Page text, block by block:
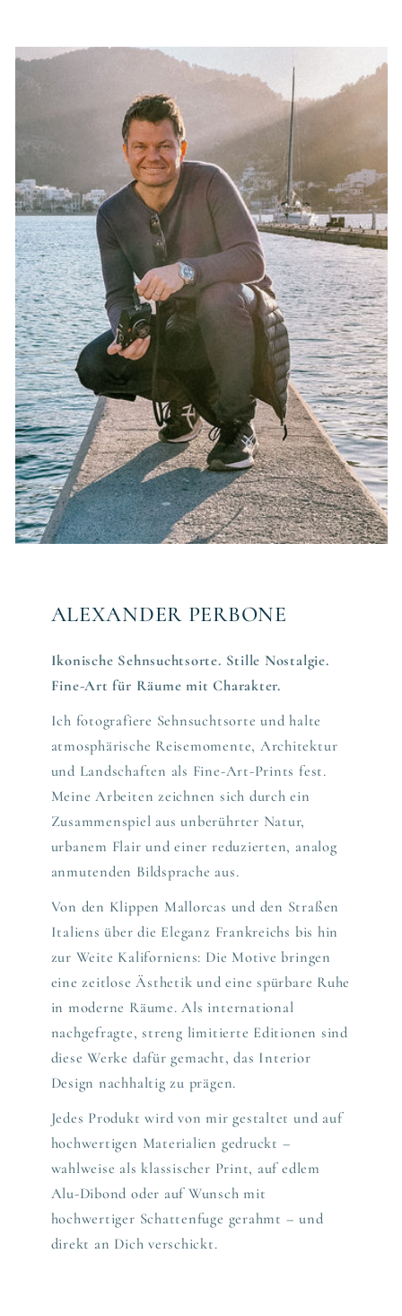
ALEXANDER PERBONE
Ikonische Sehnsuchtsorte. Stille Nostalgie.
Fine-Art für Räume mit Charakter.
Ich fotografiere Sehnsuchtsorte und halte
atmosphärische Reisemomente, Architektur
und Landschaften als Fine-Art-Prints fest.
Meine Arbeiten zeichnen sich durch ein
Zusammenspiel aus unberührter Natur,
urbanem Flair und einer reduzierten, analog
anmutenden Bildsprache aus.
Von den Klippen Mallorcas und den Straßen
Italiens über die Eleganz Frankreichs bis hin
zur Weite Kaliforniens: Die Motive bringen
eine zeitlose Ästhetik und eine spürbare Ruhe
in moderne Räume. Als international
nachgefragte, streng limitierte Editionen sind
diese Werke dafür gemacht, das Interior
Design nachhaltig zu prägen.
Jedes Produkt wird von mir gestaltet und auf
hochwertigen Materialien gedruckt –
wahlweise als klassischer Print, auf edlem
Alu-Dibond oder auf Wunsch mit
hochwertiger Schattenfuge gerahmt – und
direkt an Dich verschickt.